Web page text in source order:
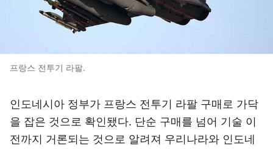
프랑스 전투기 라팔.
인도네시아 정부가 프랑스 전투기 라팔 구매로 가닥
을 잡은 것으로 확인됐다. 단순 구매를 넘어 기술 이
전까지 거론되는 것으로 알려져 우리나라와 인도네